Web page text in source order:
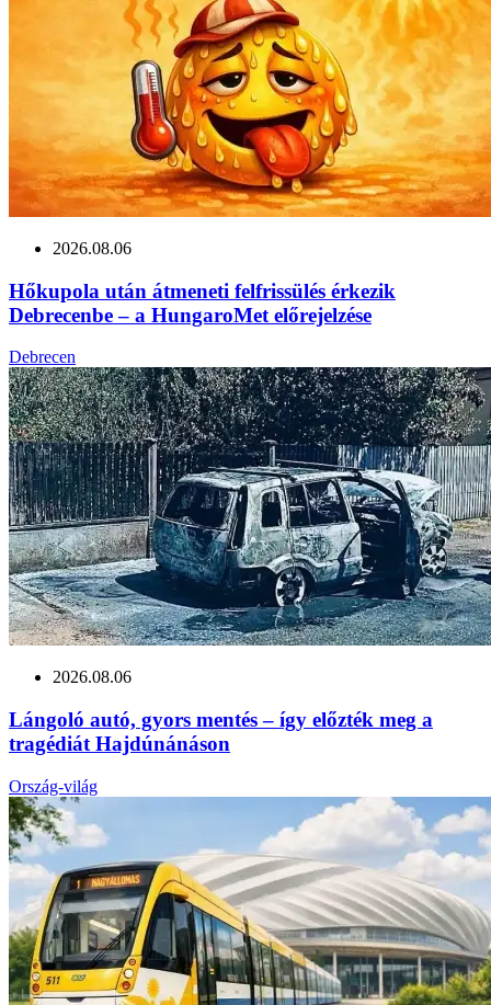
2026.08.06
Hőkupola után átmeneti felfrissülés érkezik
Debrecenbe – a HungaroMet előrejelzése
Debrecen
2026.08.06
Lángoló autó, gyors mentés – így előzték meg a
tragédiát Hajdúnánáson
Ország-világ